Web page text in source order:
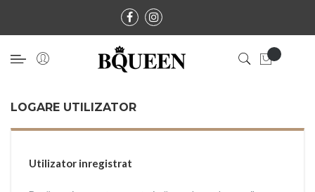
LOGARE UTILIZATOR
Utilizator inregistrat